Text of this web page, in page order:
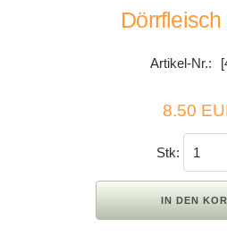
Dörrfleisch
8.50
Stk: